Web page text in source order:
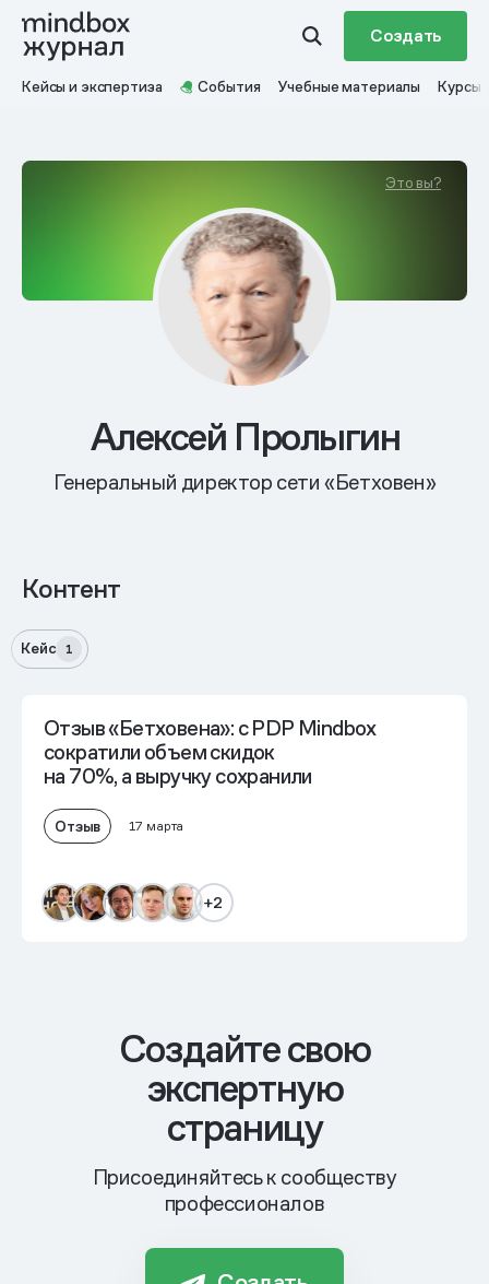
Создать
Кейсы и экспертиза События Учебные материалы Курсы
Это вы?
Алексей Пролыгин
Генеральный директор сети «Бетховен»
Контент
Кейс 1
Отзыв «Бетховена»: с PDP Mindbox
сократили объем скидок
на 70%, а выручку сохранили
Отзыв 17 марта
+2
Cоздайте свою
экспертную
страницу
Присоединяйтесь к сообществу
профессионалов